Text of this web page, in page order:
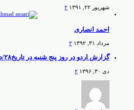
شهریور ۲۲, ۱۳۹۱ ۲
احمد انصاری
مرداد ۳۱, ۱۳۹۲ ۲
گزارش اردو در روز پنج شنبه در تاریخ۲۸/دی/۱۳۹۶
دی ۳۰, ۱۳۹۶ ۲